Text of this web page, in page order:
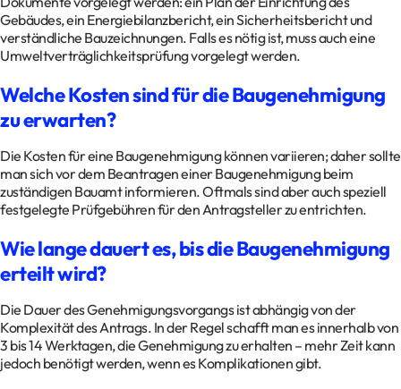
Gebäudes, ein Energiebilanzbericht, ein Sicherheitsbericht und
verständliche Bauzeichnungen. Falls es nötig ist, muss auch eine
Umweltverträglichkeitsprüfung vorgelegt werden.
Welche Kosten sind für die Baugenehmigung
zu erwarten?
Die Kosten für eine Baugenehmigung können variieren; daher sollte
man sich vor dem Beantragen einer Baugenehmigung beim
zuständigen Bauamt informieren. Oftmals sind aber auch speziell
festgelegte Prüfgebühren für den Antragsteller zu entrichten.
Wie lange dauert es, bis die Baugenehmigung
erteilt wird?
Die Dauer des Genehmigungsvorgangs ist abhängig von der
Komplexität des Antrags. In der Regel schafft man es innerhalb von
3 bis 14 Werktagen, die Genehmigung zu erhalten – mehr Zeit kann
jedoch benötigt werden, wenn es Komplikationen gibt.